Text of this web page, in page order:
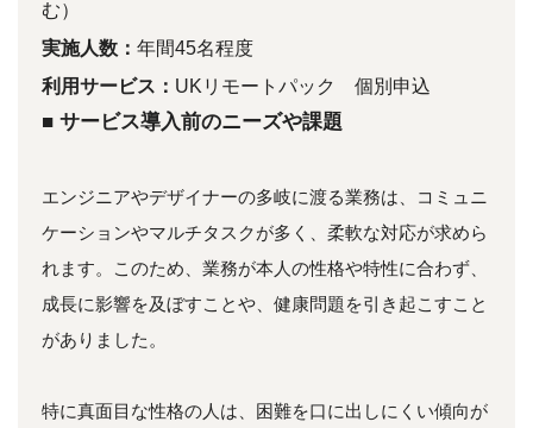
む）
実施人数： 年間45名程度
利用サービス： UKリモートパック 個別申込
■ サービス導入前のニーズや課題
エンジニアやデザイナーの多岐に渡る業務は、コミュニ
ケーションやマルチタスクが多く、柔軟な対応が求めら
れます。このため、業務が本人の性格や特性に合わず、
成長に影響を及ぼすことや、健康問題を引き起こすこと
がありました。
特に真面目な性格の人は、困難を口に出しにくい傾向が